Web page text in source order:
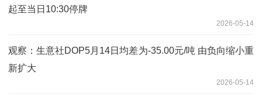
起至当日10:30停牌
2026-05-14
观察：生意社DOP5月14日均差为-35.00元/吨 由负向缩小重
新扩大
2026-05-14